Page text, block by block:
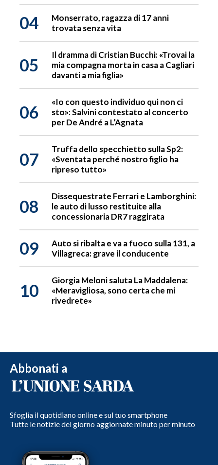
04
Monserrato, ragazza di 17 anni
trovata senza vita
05
Il dramma di Cristian Bucchi: «Trovai la
mia compagna morta in casa a Cagliari
davanti a mia figlia»
06
«Io con questo individuo qui non ci
sto»: Salvini contestato al concerto
per De André a L’Agnata
07
Truffa dello specchietto sulla Sp2:
«Sventata perché nostro figlio ha
ripreso tutto»
08
Dissequestrate Ferrari e Lamborghini:
le auto di lusso restituite alla
concessionaria DR7 raggirata
09
Auto si ribalta e va a fuoco sulla 131, a
Villagreca: grave il conducente
10
Giorgia Meloni saluta La Maddalena:
«Meravigliosa, sono certa che mi
rivedrete»
Abbonati a
Sfoglia il quotidiano online e sul tuo smartphone
Tutte le notizie del giorno aggiornate minuto per minuto